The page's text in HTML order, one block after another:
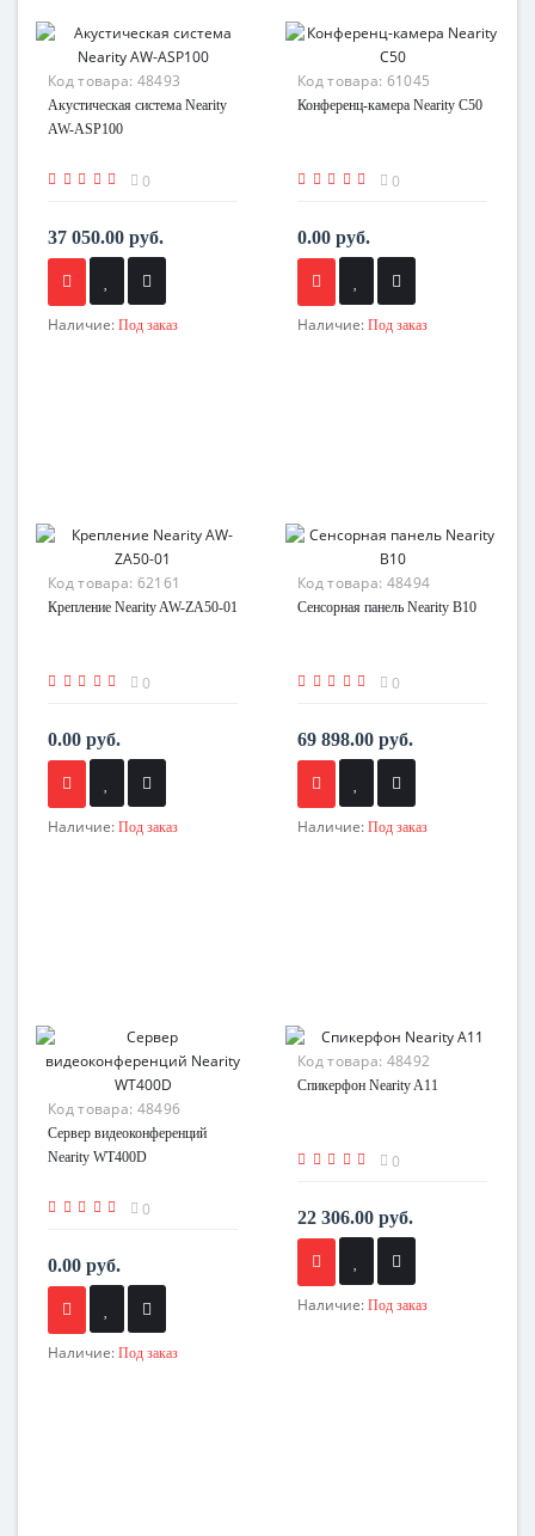
Код товара: 48493
Акустическая система Nearity
AW-ASP100
0
37 050.00 руб.
Наличие: Под заказ
Код товара: 61045
Конференц-камера Nearity C50
0
0.00 руб.
Наличие: Под заказ
Код товара: 62161
Крепление Nearity AW-ZA50-01
0
0.00 руб.
Наличие: Под заказ
Код товара: 48494
Сенсорная панель Nearity B10
0
69 898.00 руб.
Наличие: Под заказ
Код товара: 48496
Сервер видеоконференций
Nearity WT400D
0
0.00 руб.
Наличие: Под заказ
Код товара: 48492
Спикерфон Nearity A11
0
22 306.00 руб.
Наличие: Под заказ